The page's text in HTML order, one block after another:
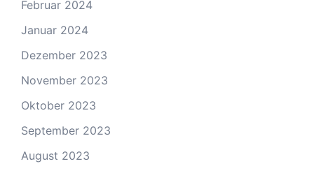
Februar 2024
Januar 2024
Dezember 2023
November 2023
Oktober 2023
September 2023
August 2023